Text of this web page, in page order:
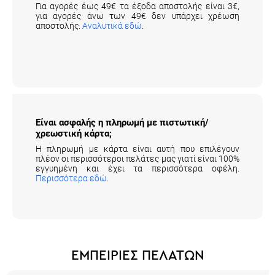
Για αγορές έως 49€ τα έξοδα αποστολής είναι 3€,
για αγορές άνω των 49€ δεν υπάρχει χρέωση
αποστολής. Αναλυτικά εδώ
Είναι ασφαλής η πληρωμή με πιστωτική/
χρεωστική κάρτα;
Η πληρωμή με κάρτα είναι αυτή που επιλέγουν
πλέον οι περισσότεροι πελάτες μας γιατί είναι 100%
εγγυημένη και έχει τα περισσότερα οφέλη.
Περισσότερα εδώ
ΕΜΠΕΙΡΙΕΣ ΠΕΛΑΤΩΝ